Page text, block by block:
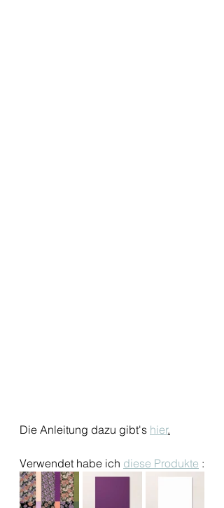
Die Anleitung dazu gibt's hier.
Verwendet habe ich diese Produkte :